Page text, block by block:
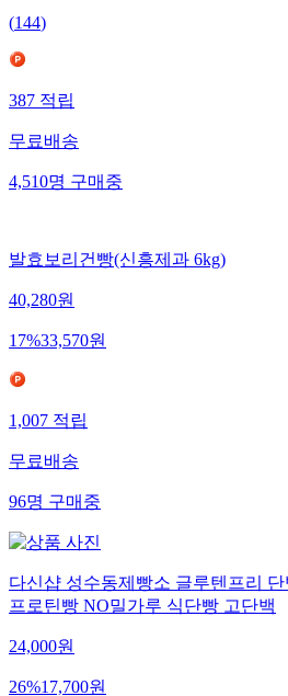
(144)
387적립
무료배송
4,510명구매중
발효보리건빵(신흥제과 6kg)
40,280원
17%33,570원
1,007적립
무료배송
96명구매중
다신샵 성수동제빵소 글루텐프리
프로틴빵 NO밀가루 식단빵 고단백
24,000원
26%17,700원